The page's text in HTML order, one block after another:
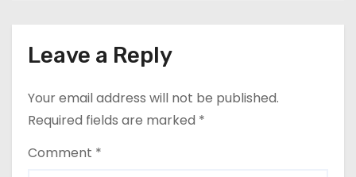
oLeave a Reply
Your email address will not be published.
Required fields are marked *
Comment *